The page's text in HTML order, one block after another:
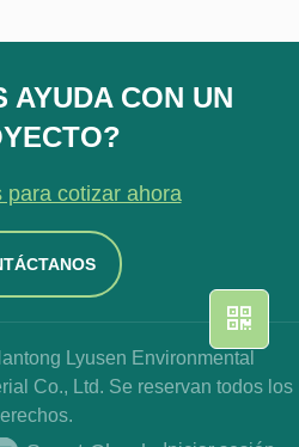
AYUDA CON UN
para cotizar ahora
Lyusen Environmental
Co., Ltd. Se reservan todos los